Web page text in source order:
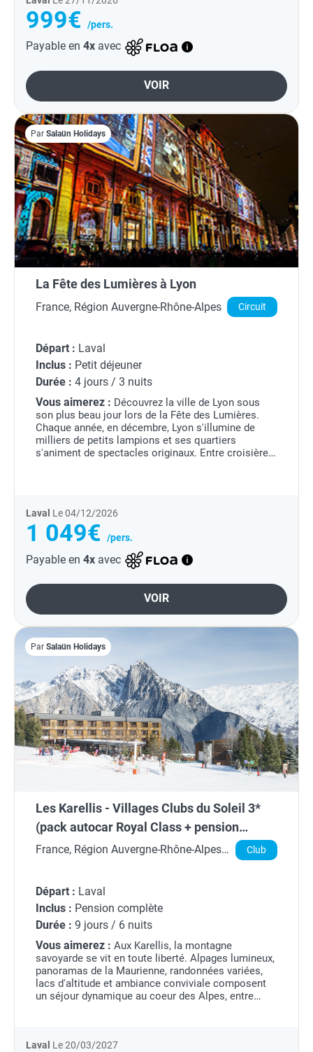
999€ /pers.
Payable en 4x avec
VOIR
Par Salaün Holidays
La Fête des Lumières à Lyon
France, Région Auvergne-Rhône-Alpes Circuit
Départ : Laval
Inclus : Petit déjeuner
Durée : 4 jours / 3 nuits
Vous aimerez : Découvrez la ville de Lyon sous
son plus beau jour lors de la Fête des Lumières.
Chaque année, en décembre, Lyon s'illumine de
milliers de petits lampions et ses quartiers
s'animent de spectacles originaux. Entre croisière
Laval Le 04/12/2026
1 049€ /pers.
Payable en 4x avec
VOIR
Par Salaün Holidays
Les Karellis - Villages Clubs du Soleil 3*
(pack autocar Royal Class + pension
complète + remontées + matériel inclus)
France, Région Auvergne-Rhône-Alpes,
Club
Départ : Laval
Inclus : Pension complète
Durée : 9 jours / 6 nuits
Vous aimerez : Aux Karellis, la montagne
savoyarde se vit en toute liberté. Alpages lumineux,
panoramas de la Maurienne, randonnées variées,
lacs d'altitude et ambiance conviviale composent
un séjour dynamique au coeur des Alpes, entre
Laval Le 20/03/2027